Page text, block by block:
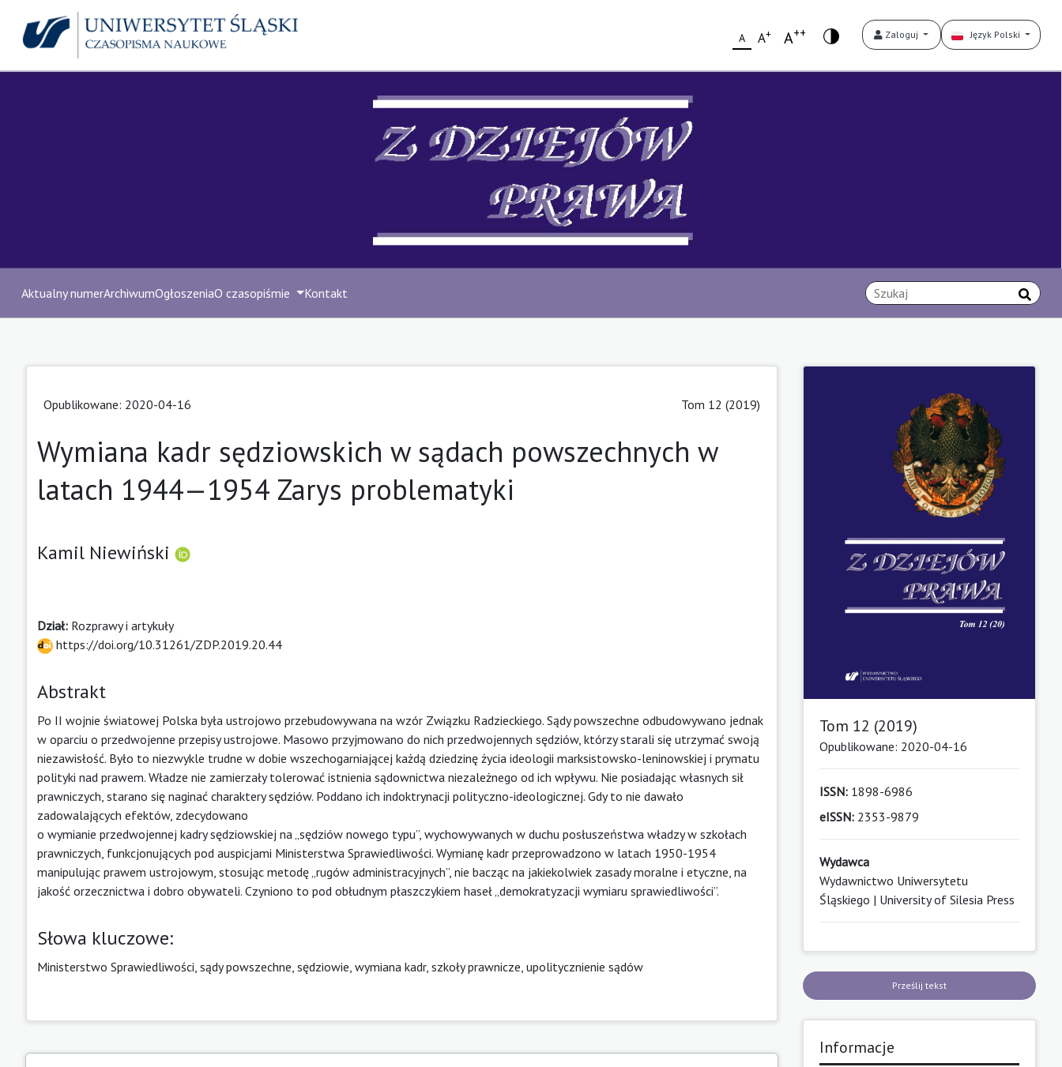
A A+ A++ Zaloguj Język Polski
Aktualny numerArchiwumOgłoszeniaO czasopiśmie Kontakt
Opublikowane: 2020-04-16 Tom 12 (2019)
Wymiana kadr sędziowskich w sądach powszechnych w
latach 1944—1954 Zarys problematyki
Kamil Niewiński
Dział: Rozprawy i artykuły
https://doi.org/10.31261/ZDP.2019.20.44
Abstrakt
Po II wojnie światowej Polska była ustrojowo przebudowywana na wzór Związku Radzieckiego. Sądy powszechne odbudowywano jednak
w oparciu o przedwojenne przepisy ustrojowe. Masowo przyjmowano do nich przedwojennych sędziów, którzy starali się utrzymać swoją
niezawisłość. Było to niezwykle trudne w dobie wszechogarniającej każdą dziedzinę życia ideologii marksistowsko-leninowskiej i prymatu
polityki nad prawem. Władze nie zamierzały tolerować istnienia sądownictwa niezależnego od ich wpływu. Nie posiadając własnych sił
prawniczych, starano się naginać charaktery sędziów. Poddano ich indoktrynacji polityczno-ideologicznej. Gdy to nie dawało
zadowalających efektów, zdecydowano
o wymianie przedwojennej kadry sędziowskiej na „sędziów nowego typu”, wychowywanych w duchu posłuszeństwa władzy w szkołach
prawniczych, funkcjonujących pod auspicjami Ministerstwa Sprawiedliwości. Wymianę kadr przeprowadzono w latach 1950-1954
manipulując prawem ustrojowym, stosując metodę „rugów administracyjnych”, nie bacząc na jakiekolwiek zasady moralne i etyczne, na
jakość orzecznictwa i dobro obywateli. Czyniono to pod obłudnym płaszczykiem haseł „demokratyzacji wymiaru sprawiedliwości”.
Słowa kluczowe:
Ministerstwo Sprawiedliwości, sądy powszechne, sędziowie, wymiana kadr, szkoły prawnicze, upolitycznienie sądów
Tom 12 (2019)
Opublikowane: 2020-04-16
ISSN:1898-6986
eISSN:2353-9879
Wydawca
Wydawnictwo Uniwersytetu
Śląskiego | University of Silesia Press
Prześlij tekst
Informacje